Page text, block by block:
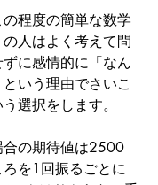
程度の簡単な数学
人はよく考えて問
に感情的に「なん
いう理由でさいこ
選択をします。
の期待値は2500
を1回振るごとに